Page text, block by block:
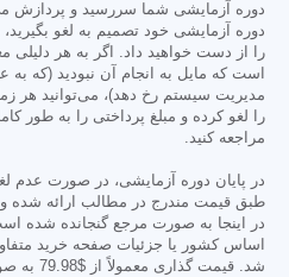
دوره آزمایشی شما سررسید و پردازش
را از دست خواهید داد. اگر به هر دلیلی
است که مایل به انجام آن نبودید (که
را لغو کرده و مبلغ پرداختی را به طور
مراجعه کنید.
در پایان دوره آزمایشی، در صورت عدم
طبق قیمت مندرج در مطالب ارائه شده
در اینجا به صورت مرجع گنجانده شده
اساس کشور یا جزئیات صفحه خرید
شد. قیمت گذاری معمولاً از $79.98